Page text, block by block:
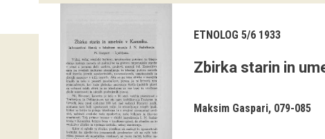
ETNOLOG 5/6 1933
Zbirka starin in
Maksim Gaspari 079-085